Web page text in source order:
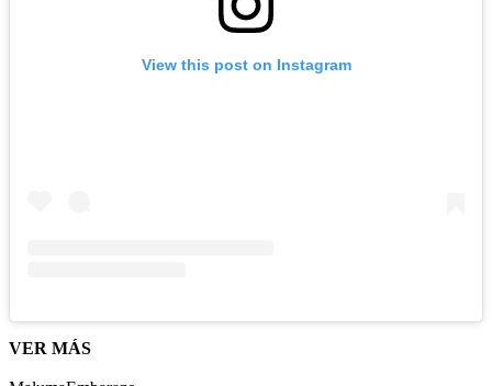
View this post on Instagram
VER MÁS